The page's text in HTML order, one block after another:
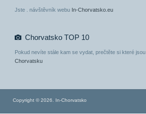
Jste . návštěvník webu In-Chorvatsko.eu
Chorvatsko TOP 10
Pokud nevíte stále kam se vydat, prečtěte si které jsou
Chorvatsku
Copyright © 2026. In-Chorvatsko